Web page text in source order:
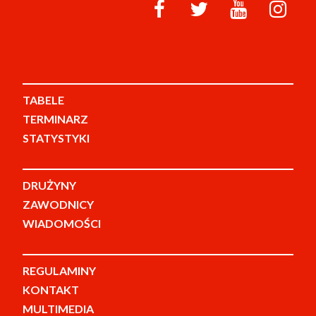
TABELE
TERMINARZ
STATYSTYKI
DRUŻYNY
ZAWODNICY
WIADOMOŚCI
REGULAMINY
KONTAKT
MULTIMEDIA